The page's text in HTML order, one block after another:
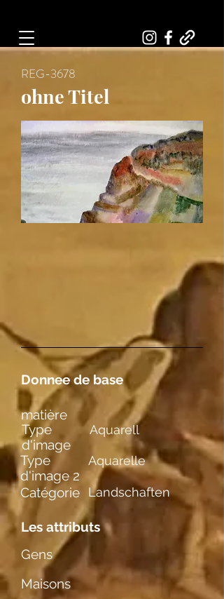
REG-3678
ohne Titel
Donnee de base
Type
d'image
Aquarell
Type
d'image 2
Aquarelle
Catégorie Landschaften
Les attributs
Gens
Maisons
matière